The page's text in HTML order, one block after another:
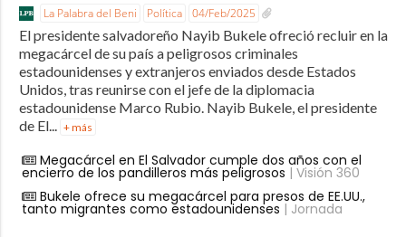
La Palabra del Beni Política 04/Feb/2025
El presidente salvadoreño Nayib Bukele ofreció recluir en la
megacárcel de su país a peligrosos criminales
estadounidenses y extranjeros enviados desde Estados
Unidos, tras reunirse con el jefe de la diplomacia
estadounidense Marco Rubio. Nayib Bukele, el presidente
de El... + más
Megacárcel en El Salvador cumple dos años con el
encierro de los pandilleros más peligrosos | Visión 360
Bukele ofrece su megacárcel para presos de EE.UU.,
tanto migrantes como estadounidenses | Jornada